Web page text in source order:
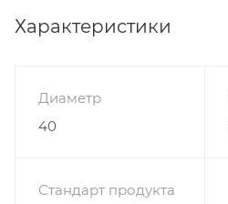
Характеристики
Диаметр
40
Стандарт продукта